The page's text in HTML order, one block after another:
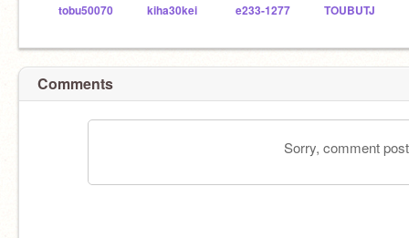
tobu50070 kiha30kei e233-1277 TOUBUTJ
Comments
Sorry, comment